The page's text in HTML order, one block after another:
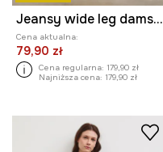
Jeansy wide leg damskie
Cena aktualna:
79,90 zł
Cena regularna: 179,90 zł
Najniższa cena: 179,90 zł